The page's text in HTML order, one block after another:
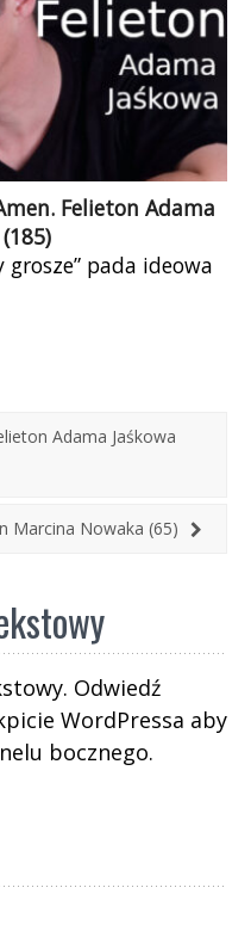
Felieton Adama
pada ideowa
Adama Jaśkowa
Marcina Nowaka (65)
Odwiedź
WordPressa aby
bocznego.